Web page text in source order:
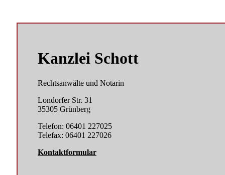
Kanzlei Schott
Rechtsanwälte und Notarin
Londorfer Str. 31
35305 Grünberg
Telefon: 06401 227025
Telefax: 06401 227026
Kontaktformular